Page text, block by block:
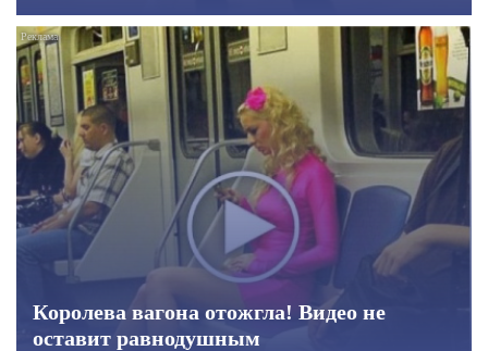
Королева вагона отожгла! Видео не
оставит равнодушным